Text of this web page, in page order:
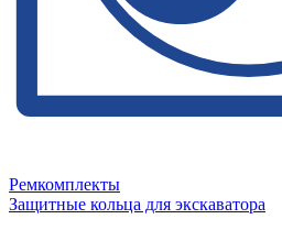
Ремкомплекты
Защитные кольца для экскаватора